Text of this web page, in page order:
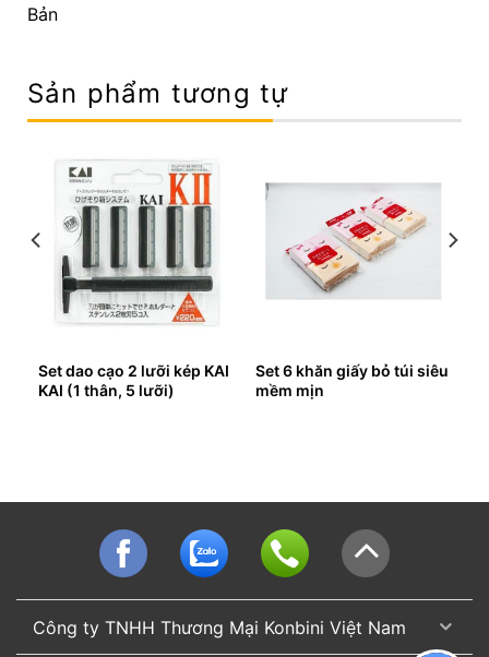
Bản
Sản phẩm tương tự
Set dao cạo 2 lưỡi kép KAI
KAI (1 thân, 5 lưỡi)
Set 6 khăn giấy bỏ túi siêu
mềm mịn
Công ty TNHH Thương Mại Konbini Việt Nam